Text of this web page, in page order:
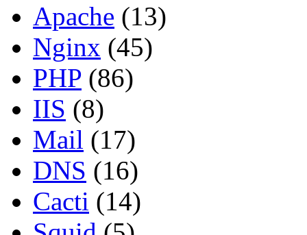
Apache (13)
Nginx (45)
PHP (86)
IIS (8)
Mail (17)
DNS (16)
Cacti (14)